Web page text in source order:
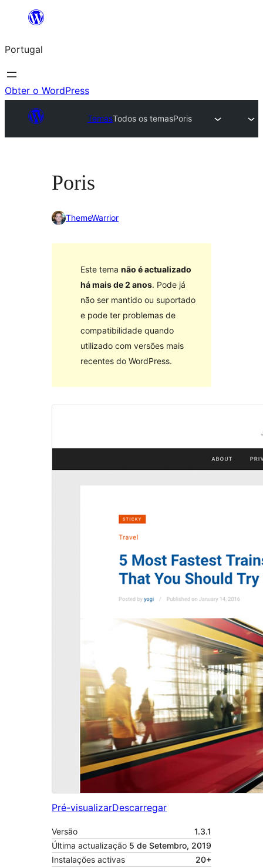
Saltar
o
conteúdo
Portugal
Obter o WordPress
TemasTodos os temasPoris
Poris
ThemeWarrior
Este tema não é actualizado
há mais de 2 anos. Pode já
não ser mantido ou suportado
e pode ter problemas de
compatibilidade quando
utilizado com versões mais
recentes do WordPress.
Pré-visualizarDescarregar
Versão
1.3.1
Última actualização 5 de Setembro, 2019
Instalações activas
20+